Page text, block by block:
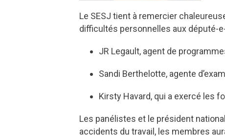
Le SESJ tient à remercier
difficultés personnelles aux député-
JR Legault, agent de
Sandi Berthelotte, agente
Kirsty Havard, qui a exercé les
Les panélistes et le président
accidents du travail, les membres